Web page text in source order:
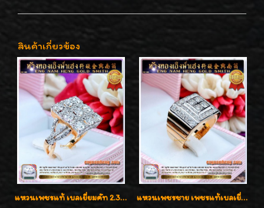
สินค้าเกี่ยวข้อง
แหวนเพชรแท้ เบลเยี่ยมคัท 2.39 กะรัต น้ำ 98 F-Color/VVS ดีไซน์หน้ากว้างหรูเต็มนิ้ว แหวนเพชรชาย เพชรแท้เบลเยี่ยมคัท น้ำ100% D-Color/VVS 2.46 กะรัต